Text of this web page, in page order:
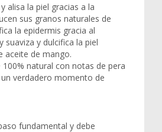
alisa la piel gracias a la
sus granos naturales de
la epidermis gracia al
suaviza y dulcifica la piel
aceite de mango.
natural con notas de pera
verdadero momento de
fundamental y debe